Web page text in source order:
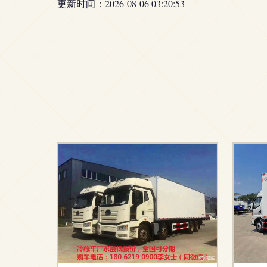
更新时间：2026-08-06 03:20:53